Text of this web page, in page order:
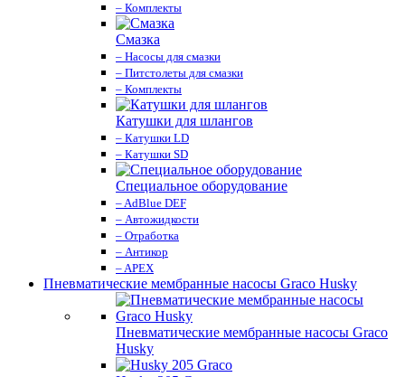
– Комплекты
Смазка
– Насосы для смазки
– Питстолеты для смазки
– Комплекты
Катушки для шлангов
– Катушки LD
– Катушки SD
Специальное оборудование
– AdBlue DEF
– Автожидкости
– Отработка
– Антикор
– APEX
Пневматические мембранные насосы Graco Husky
Пневматические мембранные насосы Graco
Husky